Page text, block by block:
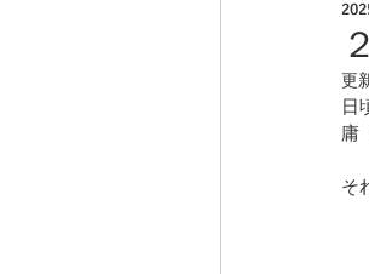
転換するた
セルフ整体
更
日
庸
そ